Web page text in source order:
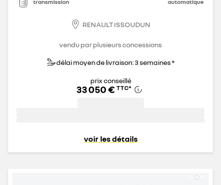
transmission automatique
RENAULT ISSOUDUN
vendu par plusieurs concessions
délai moyen de livraison: 3 semaines *
prix conseillé
33 050 € TTC*
voir les détails